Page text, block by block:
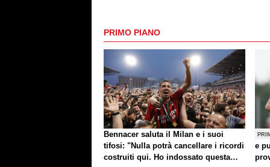
PRIMO PIANO
Bennacer saluta il Milan e i suoi
tifosi: "Nulla potrà cancellare i ricordi
costruiti qui. Ho indossato questa
e